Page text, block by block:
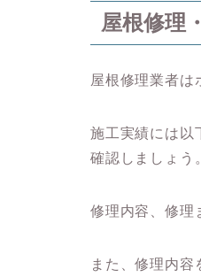
屋根修理
屋根修理業者は
施工実績には以
確認しましょう。
修理内容、 修理
また、修理内